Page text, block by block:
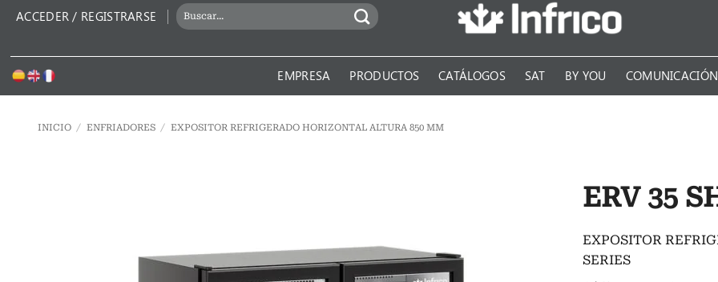
ACCEDER / REGISTRARSE
BUSCAR
POR:
EMPRESA PRODUCTOS CATÁLOGOS SAT BY YOU COMUNICACIÓN
INICIO / ENFRIADORES / EXPOSITOR REFRIGERADO HORIZONTAL ALTURA 850 MM
ERV 35
EXPOSITOR
SERIES